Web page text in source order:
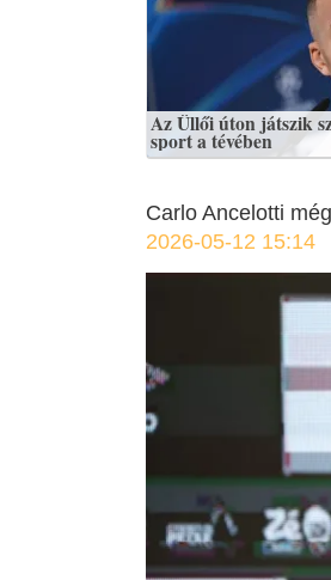
Az Üllői úton játszik
sport a tévében
Carlo Ancelotti
2026-05-12 15:14